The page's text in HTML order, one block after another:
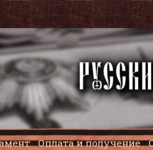
Оплата и получение